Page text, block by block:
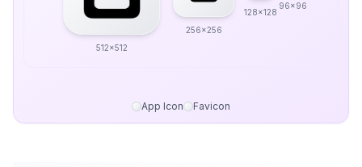
512x512
256x256
128x128
96x96
App Icon Favicon